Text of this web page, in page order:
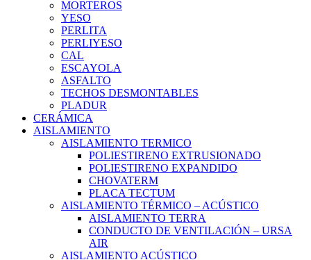
MORTEROS
YESO
PERLITA
PERLIYESO
CAL
ESCAYOLA
ASFALTO
TECHOS DESMONTABLES
PLADUR
CERÁMICA
AISLAMIENTO
AISLAMIENTO TERMICO
POLIESTIRENO EXTRUSIONADO
POLIESTIRENO EXPANDIDO
CHOVATERM
PLACA TECTUM
AISLAMIENTO TÉRMICO – ACÚSTICO
AISLAMIENTO TERRA
CONDUCTO DE VENTILACIÓN – URSA
AIR
AISLAMIENTO ACÚSTICO